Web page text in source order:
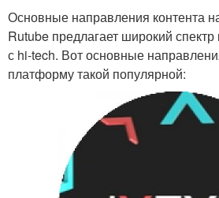
Основные направления контента
Rutube предлагает широкий спектр
с hi-tech. Вот основные
платформу такой популярной: